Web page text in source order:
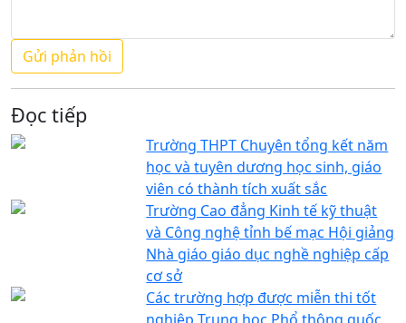
Đọc tiếp
Trường THPT Chuyên tổng kết năm
học và tuyên dương học sinh, giáo
viên có thành tích xuất sắc
Trường Cao đẳng Kinh tế kỹ thuật
và Công nghệ tỉnh bế mạc Hội giảng
Nhà giáo giáo dục nghề nghiệp cấp
cơ sở
Các trường hợp được miễn thi tốt